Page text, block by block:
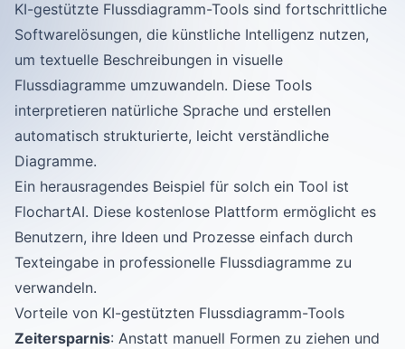
KI-gestützte Flussdiagramm-Tools sind fortschrittliche
Softwarelösungen, die künstliche Intelligenz nutzen,
um textuelle Beschreibungen in visuelle
Flussdiagramme umzuwandeln. Diese Tools
interpretieren natürliche Sprache und erstellen
automatisch strukturierte, leicht verständliche
Diagramme.
Ein herausragendes Beispiel für solch ein Tool ist
FlochartAI. Diese kostenlose Plattform ermöglicht es
Benutzern, ihre Ideen und Prozesse einfach durch
Texteingabe in professionelle Flussdiagramme zu
verwandeln.
Vorteile von KI-gestützten Flussdiagramm-Tools
Zeitersparnis: Anstatt manuell Formen zu ziehen und